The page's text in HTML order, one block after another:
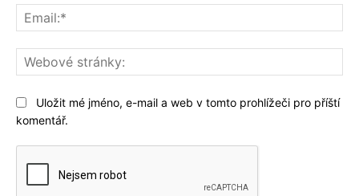
Uložit mé jméno, e-mail a web v tomto prohlížeči pro příští
komentář.